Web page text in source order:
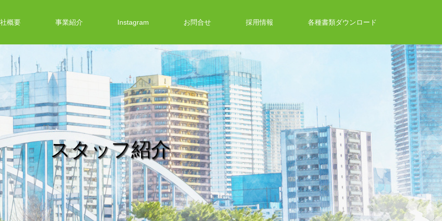
概要 事業紹介 Instagram お問合せ 採用情報 各種書類ダウンロード
スタッフ紹介